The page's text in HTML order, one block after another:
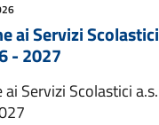
ai Servizi Scolastici
- 2027
ai Servizi Scolastici a.s.